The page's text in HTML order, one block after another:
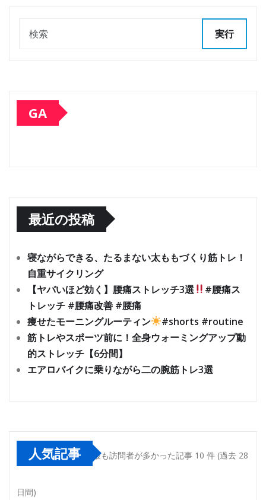
実行
GA
最近の投稿
寝ながらできる、たるまない太ももづくり筋トレ！
自重サイクリング
【ヤバいほど効く】腰痛ストレッチ3選
#腰痛ス
トレッチ #腰痛改善 #腰痛
痩せたモーニングルーティン
#shorts #routine
筋トレやスポーツ前に！全身ウォーミングアップ動
的ストレッチ【6分間】
エアロバイクに乗りながら二の腕筋トレ3選
人気記事 最も訪問者が多かった記事 10 件 (過去 28
日間)